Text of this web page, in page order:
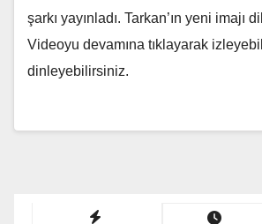
şarkı yayınladı. Tarkan’ın yeni imajı
Videoyu devamına tıklayarak
dinleyebilirsiniz.